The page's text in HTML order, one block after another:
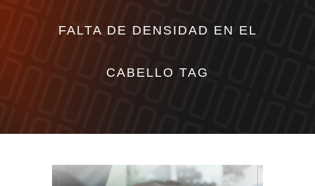
FALTA DE DENSIDAD EN EL
CABELLO TAG